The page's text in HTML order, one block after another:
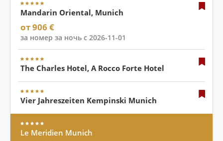
Mandarin Oriental, Munich
от 906 €
за номер за ночь с 2026-11-01
The Charles Hotel, A Rocco Forte Hotel
Vier Jahreszeiten Kempinski Munich
Le Meridien Munich